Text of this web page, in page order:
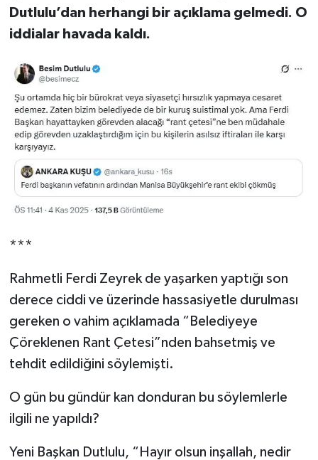
Dutlulu’dan herhangi bir açıklama gelmedi. O
iddialar havada kaldı.
***
Rahmetli Ferdi Zeyrek de yaşarken yaptığı son
derece ciddi ve üzerinde hassasiyetle durulması
gereken o vahim açıklamada “Belediyeye
Çöreklenen Rant Çetesi”nden bahsetmiş ve
tehdit edildiğini söylemişti.
O gün bu gündür kan donduran bu söylemlerle
ilgili ne yapıldı?
Yeni Başkan Dutlulu, “Hayır olsun inşallah, nedir